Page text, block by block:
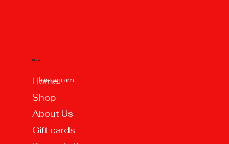
Menu
Home
Shop
About Us
Gift cards
Instagram